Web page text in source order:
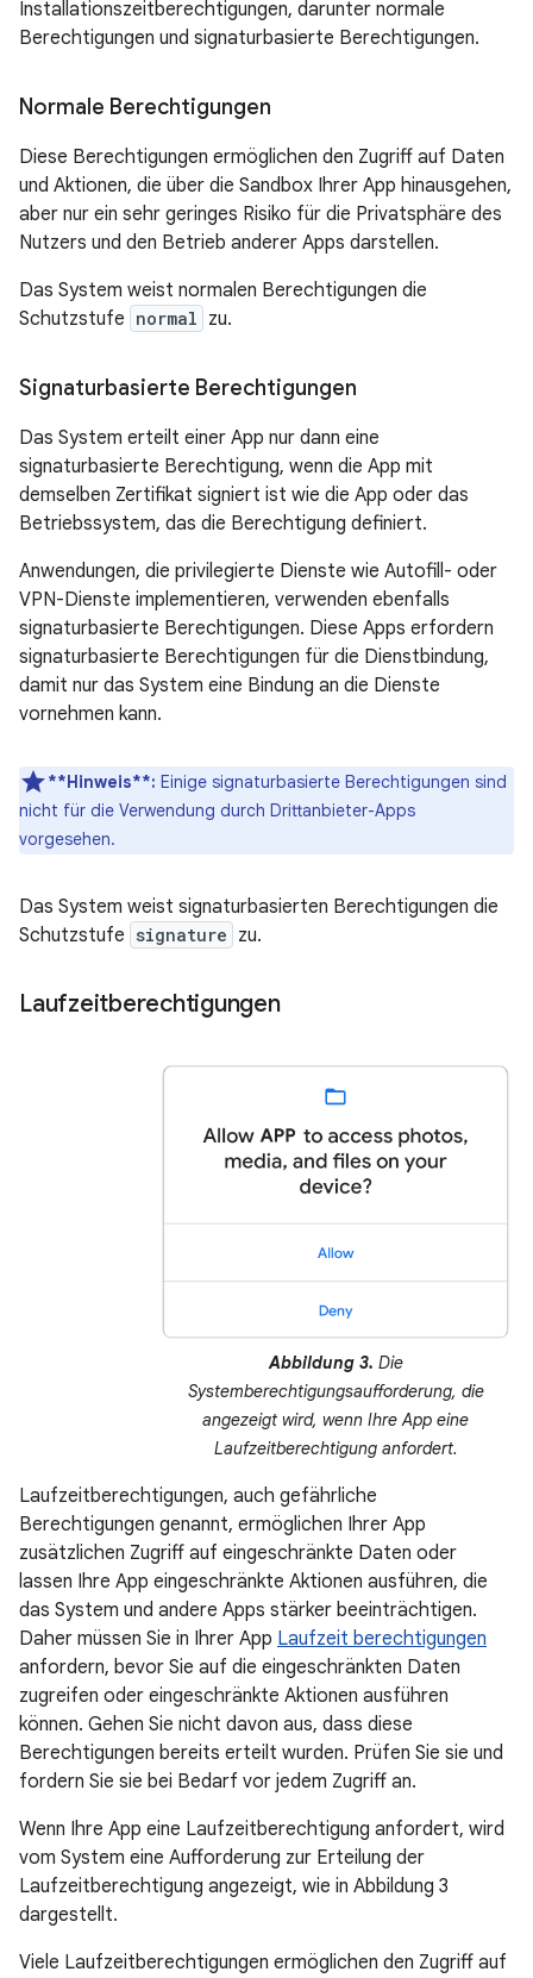
Installationszeitberechtigungen, darunter normale
Berechtigungen und signaturbasierte Berechtigungen.
Normale Berechtigungen
Diese Berechtigungen ermöglichen den Zugriff auf Daten
und Aktionen, die über die Sandbox Ihrer App hinausgehen,
aber nur ein sehr geringes Risiko für die Privatsphäre des
Nutzers und den Betrieb anderer Apps darstellen.
Das System weist normalen Berechtigungen die
Schutzstufe normal zu.
Signaturbasierte Berechtigungen
Das System erteilt einer App nur dann eine
signaturbasierte Berechtigung, wenn die App mit
demselben Zertifikat signiert ist wie die App oder das
Betriebssystem, das die Berechtigung definiert.
Anwendungen, die privilegierte Dienste wie Autofill- oder
VPN-Dienste implementieren, verwenden ebenfalls
signaturbasierte Berechtigungen. Diese Apps erfordern
signaturbasierte Berechtigungen für die Dienstbindung,
damit nur das System eine Bindung an die Dienste
vornehmen kann.
**Hinweis**: Einige signaturbasierte Berechtigungen sind
nicht für die Verwendung durch Drittanbieter-Apps
vorgesehen.
Das System weist signaturbasierten Berechtigungen die
Schutzstufe signature zu.
Laufzeitberechtigungen
Abbildung 3. Die
Systemberechtigungsaufforderung, die
angezeigt wird, wenn Ihre App eine
Laufzeitberechtigung anfordert.
Laufzeitberechtigungen, auch gefährliche
Berechtigungen genannt, ermöglichen Ihrer App
zusätzlichen Zugriff auf eingeschränkte Daten oder
lassen Ihre App eingeschränkte Aktionen ausführen, die
das System und andere Apps stärker beeinträchtigen.
Daher müssen Sie in Ihrer App Laufzeit berechtigungen
anfordern, bevor Sie auf die eingeschränkten Daten
zugreifen oder eingeschränkte Aktionen ausführen
können. Gehen Sie nicht davon aus, dass diese
Berechtigungen bereits erteilt wurden. Prüfen Sie sie und
fordern Sie sie bei Bedarf vor jedem Zugriff an.
Wenn Ihre App eine Laufzeitberechtigung anfordert, wird
vom System eine Aufforderung zur Erteilung der
Laufzeitberechtigung angezeigt, wie in Abbildung 3
dargestellt.
Viele Laufzeitberechtigungen ermöglichen den Zugriff auf